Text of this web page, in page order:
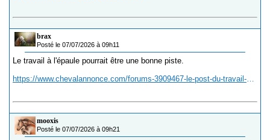
brax
Posté le 07/07/2026 à 09h11
Le travail à l'épaule pourrait être une bonne piste.
https://www.chevalannonce.com/forums-3909467-le-post-du-travail-a-l-epaule
mooxis
Posté le 07/07/2026 à 09h21